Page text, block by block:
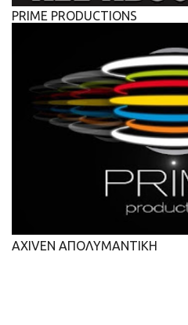
PRIME PRODUCTIONS
AXIVEN ΑΠΟΛΥΜΑΝΤΙΚΗ